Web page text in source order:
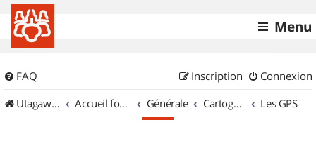
Menu
FAQ Connexion
Inscription
UtagawaVTT (Randos VTT et VTTAE avec traces GPS)
Accueil forum Générale Cartographie et GPS Les GPS